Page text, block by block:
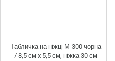
Табличка на ніжці М-300 чорна
/ 8,5 см x 5,5 см, ніжка 30 см